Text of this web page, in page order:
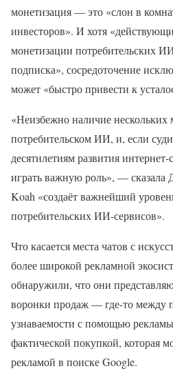
монетизация — это «слон в
инвесторов». И хотя
монетизации потребительских
подписка», сосредоточение
может «быстро привести к
«Неизбежно наличие нескольких
потребительском ИИ, и, если
десятилетиям развития
играть важную роль», —
Koah «создаёт важнейший
потребительских ИИ-сервисов».
Что касается места чатов с
более широкой рекламной
обнаружили, что они
воронки продаж — где-то между
узнаваемости с помощью
фактической покупкой, которая
рекламой в поиске Google.